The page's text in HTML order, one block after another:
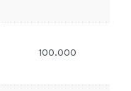
100.000